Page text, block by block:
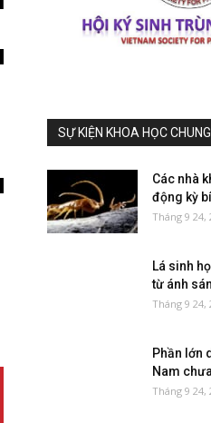
SỰ KIỆN KHOA HỌC CHUNG
Các nhà
động kỳ
Tháng 9 24,
Lá sinh
từ ánh
Tháng 9 24,
Phần lớn
Nam
Tháng 9 24,